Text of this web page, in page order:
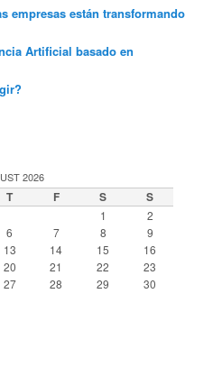
empresas están transformando
Artificial basado en
2026
T F S S
1
2
6 7 8
9
13 14 15
16
20 21 22
23
27 28 29
30